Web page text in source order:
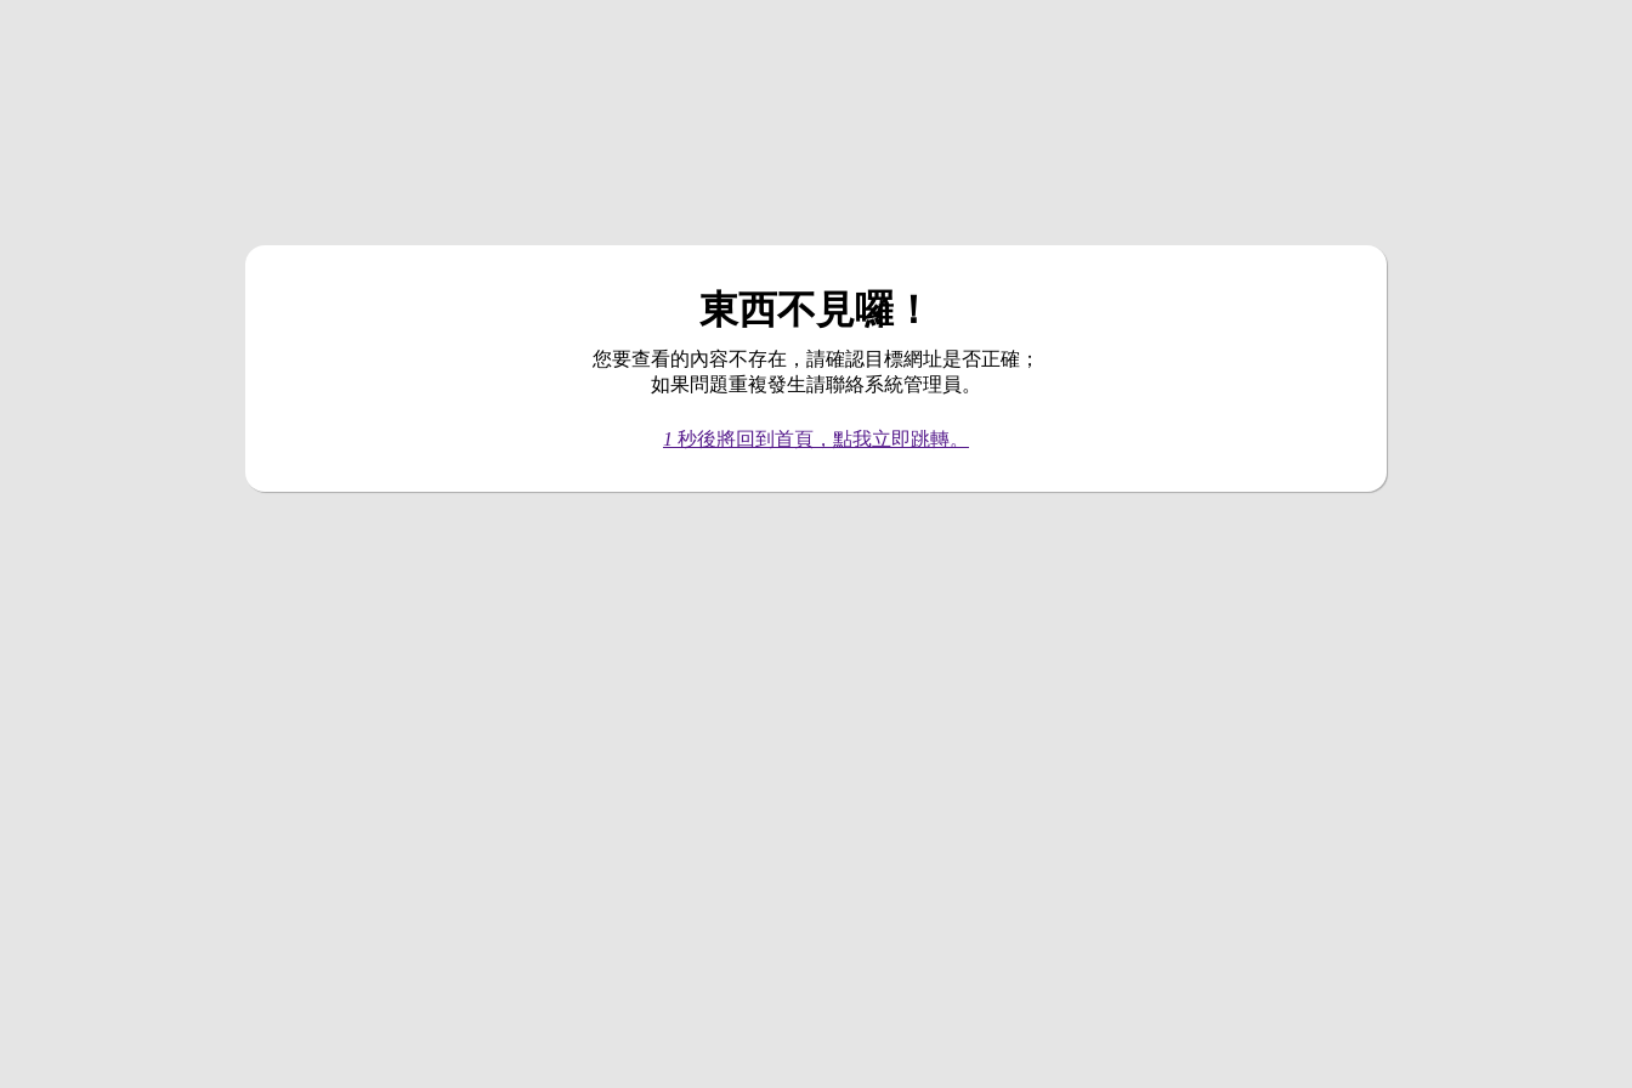
東西不見囉！
您要查看的內容不存在，請確認目標網址是否正確；
如果問題重複發生請聯絡系統管理員。
1 秒後將回到首頁，點我立即跳轉。